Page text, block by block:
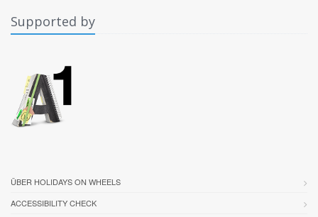
Supported by
ÜBER HOLIDAYS ON WHEELS
ACCESSIBILITY CHECK